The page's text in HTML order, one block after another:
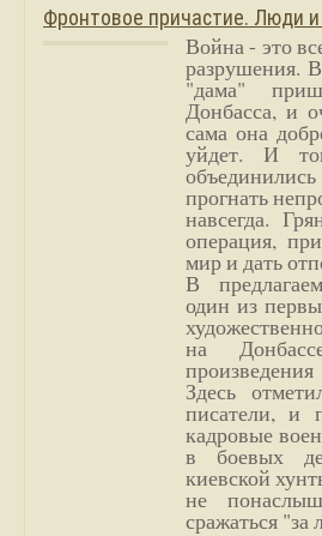
Фронтовое причастие. Люди
Война - это
разрушения.
"дама"
Донбасса, и
сама она
уйдет. И
прогнать
навсегда.
операция,
мир и дать
В
один из
на
Здесь
писатели, и
кадровые
в боевых
киевской
не
сражаться "за